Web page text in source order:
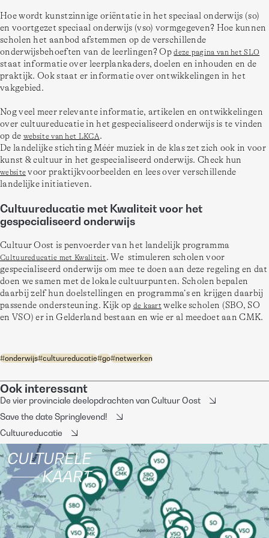
Hoe wordt kunstzinnige oriëntatie in het speciaal onderwijs (so)
en voortgezet speciaal onderwijs (vso) vormgegeven? Hoe kunnen
scholen het aanbod afstemmen op de verschillende
onderwijsbehoeften van de leerlingen? Op deze pagina van het SLO
staat informatie over leerplankaders, doelen en inhouden en de
praktijk. Ook staat er informatie over ontwikkelingen in het
vakgebied.
Nog veel meer relevante informatie, artikelen en ontwikkelingen
over cultuureducatie in het gespecialiseerd onderwijs is te vinden
op de website van het LKCA.
De landelijke stichting Méér muziek in de klas zet zich ook in voor
website voor praktijkvoorbeelden en lees over verschillende
landelijke initiatieven.
Cultuureducatie met Kwaliteit voor het
gespecialiseerd onderwijs
Cultuureducatie met Kwaliteit. We  stimuleren scholen voor
gespecialiseerd onderwijs om mee te doen aan deze regeling en dat
doen we samen met de lokale cultuurpunten. Scholen bepalen
daarbij zelf hun doelstellingen en programma’s en krijgen daarbij
passende ondersteuning. Kijk op de kaart welke scholen (SBO, SO
en VSO) er in Gelderland bestaan en wie er al meedoet aan CMK.
#onderwijs#cultuureducatie#go#netwerken
Ook interessant
De vier provinciale deelopdrachten van Cultuur Oost
Save the date Springlevend!
Cultuureducatie
CULTURELE
KAART